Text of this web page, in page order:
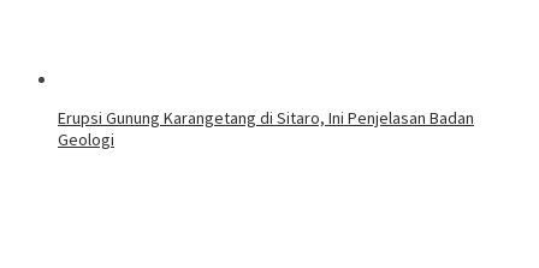
Erupsi Gunung Karangetang di Sitaro, Ini Penjelasan Badan
Geologi